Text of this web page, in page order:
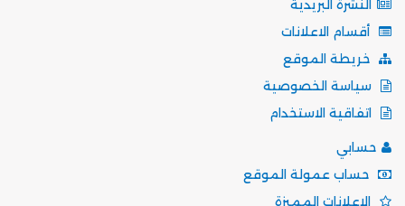
النشرة البريدية
أقسام الاعلانات
خريطة الموقع
سياسة الخصوصية
اتفاقية الاستخدام
حسابي
حساب عمولة الموقع
الإعلانات المميزة